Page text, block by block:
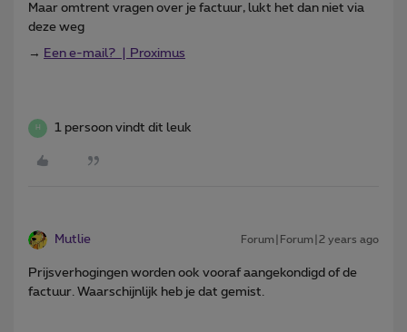
Maar omtrent vragen over je factuur, lukt het dan niet via
deze weg
→ Een e-mail? | Proximus
H 1 persoon vindt dit leuk
Mutlie Forum|Forum|2 years ago
Prijsverhogingen worden ook vooraf aangekondigd of de
factuur. Waarschijnlijk heb je dat gemist.